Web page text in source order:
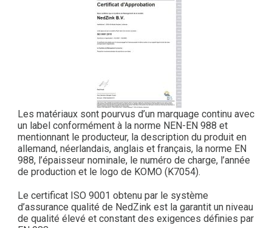
Les matériaux sont pourvus d’un marquage continu avec
un label conformément à la norme NEN-EN 988 et
mentionnant le producteur, la description du produit en
allemand, néerlandais, anglais et français, la norme EN
988, l’épaisseur nominale, le numéro de charge, l’année
de production et le logo de KOMO (K7054).
Le certificat ISO 9001 obtenu par le système
d’assurance qualité de NedZink est la garantit un niveau
de qualité élevé et constant des exigences définies par